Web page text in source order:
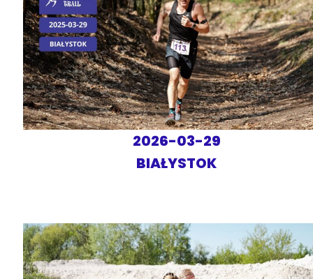
2026-03-29
BIAŁYSTOK